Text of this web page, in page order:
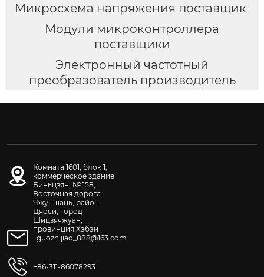
Микросхема напряжения поставщик
Модули микроконтроллера
поставщики
Электронный частотный
преобразователь производитель
Комната 1601, блок 1,
коммерческое здание
Биньцзян, № 158,
Восточная дорога
Чжуншань, район
Цяоси, город
Шицзячжуан,
провинция Хэбэй
guozhijiao_888@163.com
+86-311-86078293